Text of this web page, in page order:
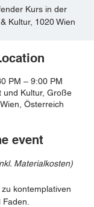
Kurs in der
Kultur, 1020 Wien
PM – 9:00 PM
und Kultur, Große
Österreich
event
Materialkosten)
kontemplativen